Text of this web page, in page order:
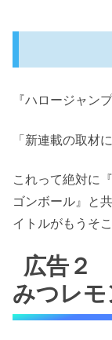
『ハロージャン
「新連載の取材
これって絶対に
ゴンボール』と
イトルがもうそこ
広告２
みつレモ